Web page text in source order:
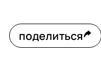
поделиться